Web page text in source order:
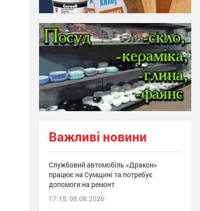
Важливі новини
Службовий автомобіль «Дракон»
працює на Сумщині та потребує
допомоги на ремонт
17:15, 08.08.2026